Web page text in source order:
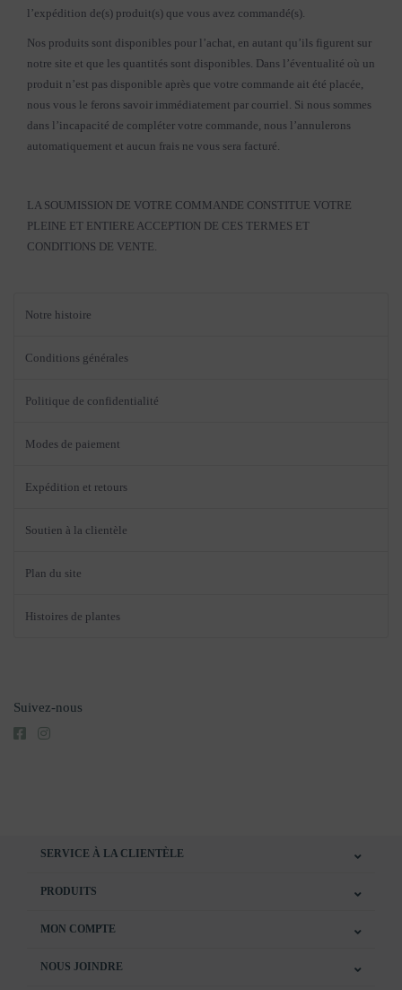
l’expédition de(s) produit(s) que vous avez commandé(s).
Nos produits sont disponibles pour l’achat, en autant qu’ils figurent sur
notre site et que les quantités sont disponibles. Dans l’éventualité où un
produit n’est pas disponible après que votre commande ait été placée,
nous vous le ferons savoir immédiatement par courriel. Si nous sommes
dans l’incapacité de compléter votre commande, nous l’annulerons
automatiquement et aucun frais ne vous sera facturé.
LA SOUMISSION DE VOTRE COMMANDE CONSTITUE VOTRE
PLEINE ET ENTIERE ACCEPTION DE CES TERMES ET
CONDITIONS DE VENTE.
Notre histoire
Conditions générales
Politique de confidentialité
Modes de paiement
Expédition et retours
Soutien à la clientèle
Plan du site
Histoires de plantes
Suivez-nous
SERVICE À LA CLIENTÈLE
PRODUITS
MON COMPTE
NOUS JOINDRE